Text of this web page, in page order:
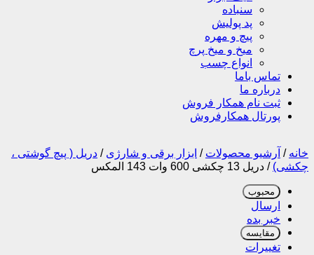
سنباده
پد پولیش
پیچ و مهره
میخ و میخ پرچ
انواع چسب
تماس باما
درباره ما
ثبت نام همکار فروش
پورتال همکارفروش
خانه / آرشیو محصولات / ابزار برقی و شارژی / دریل ( پیچ گوشتی ،
چکشی) / دریل 13 چکشی 600 وات 143 المکس
محبوب
ارسال
خبر بده
مقایسه
تغییرات